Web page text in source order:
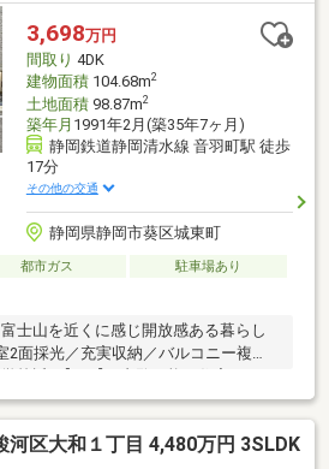
3,698万円
間取り 4DK
建物面積104.68m2
土地面積98.87m2
築年月 1991年2月(築35年7ヶ月)
静岡鉄道静岡清水線 音羽町駅 徒歩
17分
その他の交通
静岡県静岡市葵区城東町
都市ガス
駐車場あり
士山を近くに感じ開放感ある暮らし
2面採光／充実収納／バルコニー複
河区大和１丁目 4,480万円 3SLDK